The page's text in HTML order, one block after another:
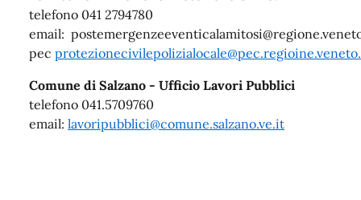
telefono 041 2794780
email:
pec
Comune di Salzano - Ufficio Lavori Pubblici
telefono 041.5709760
email: lavoripubblici@comune.salzano.ve.it